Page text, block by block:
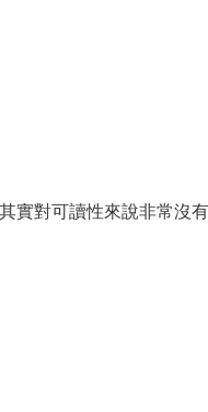
對可讀性來說非常沒